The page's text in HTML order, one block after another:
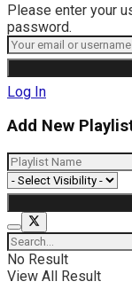
Please enter your
password.
Log In
Add New
No Result
View All Result